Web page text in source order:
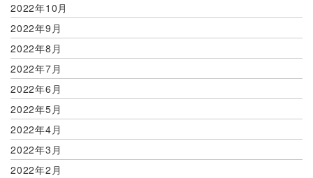
2022年10月
2022年9月
2022年8月
2022年7月
2022年6月
2022年5月
2022年4月
2022年3月
2022年2月